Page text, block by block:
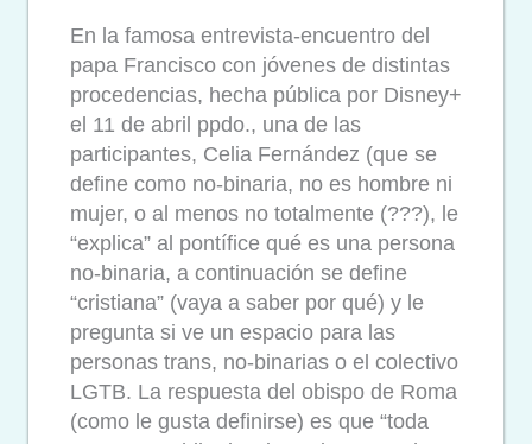
En la famosa entrevista-encuentro del
papa Francisco con jóvenes de distintas
procedencias, hecha pública por Disney+
el 11 de abril ppdo., una de las
participantes, Celia Fernández (que se
define como no-binaria, no es hombre ni
mujer, o al menos no totalmente (???), le
“explica” al pontífice qué es una persona
no-binaria, a continuación se define
“cristiana” (vaya a saber por qué) y le
pregunta si ve un espacio para las
personas trans, no-binarias o el colectivo
LGTB. La respuesta del obispo de Roma
(como le gusta definirse) es que “toda